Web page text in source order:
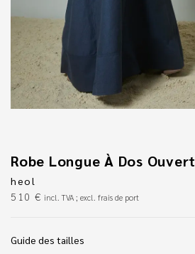
Robe Longue À Dos Ouvert
heol
510 € incl. TVA ; excl. frais de port
Guide des tailles